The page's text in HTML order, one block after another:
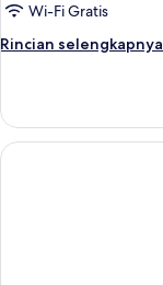
Wi-Fi Gratis
Rincian selengkapnya
Rincian
Kamar
Double
Deluks